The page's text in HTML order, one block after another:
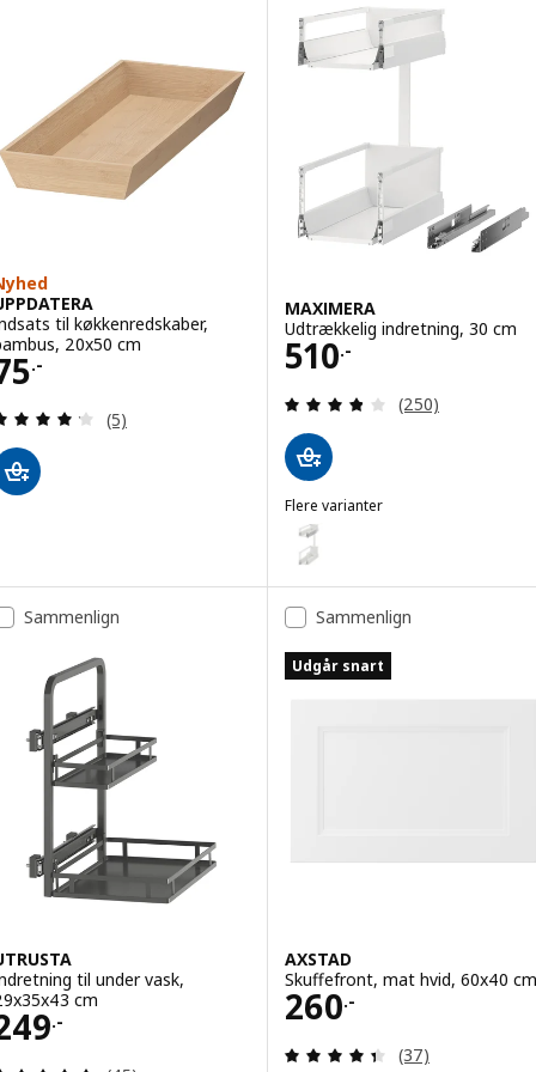
til køkkenredskaber,
20x50 cm
.- 75.-
Anmeld: 4.2 ud af 5 Stjerner. Anmeldelser i alt:
(5)
MAXIMERA
Udtrækkelig indretning, 30 cm
510.-
Pris 510.-
Anmeld: 3.8 ud
(250)
Flere varianter
MAXIMERA
Mulighed: MAXIMERA,
Sammenlign
til under vask,
cm
.-
249.-
Sammenlign
Udgår snart
AXSTAD
Skuffefront, mat hvid, 60x40 cm
260.-
Pris 260.-
Anmeld: 4.4 ud
(37)